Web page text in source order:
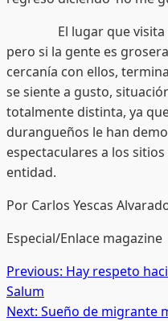
El lugar que visita
pero si la gente es
cercanía con ellos,
se siente a gusto,
totalmente distinta, ya
durangueños le han
espectaculares a los
entidad.
Por Carlos Yescas
Especial/Enlace magazine
Post
navigation
Previous: Hay respeto
Salum
Next: Sueño de migrante